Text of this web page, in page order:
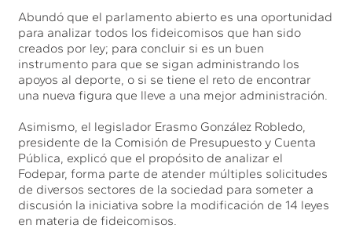
Abundó que el parlamento abierto es una oportunidad
para analizar todos los fideicomisos que han sido
creados por ley; para concluir si es un buen
instrumento para que se sigan administrando los
apoyos al deporte, o si se tiene el reto de encontrar
una nueva figura que lleve a una mejor administración.
Asimismo, el legislador Erasmo González Robledo,
presidente de la Comisión de Presupuesto y Cuenta
Pública, explicó que el propósito de analizar el
Fodepar, forma parte de atender múltiples solicitudes
de diversos sectores de la sociedad para someter a
discusión la iniciativa sobre la modificación de 14 leyes
en materia de fideicomisos.